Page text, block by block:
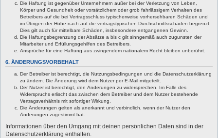
Die Haftung ist gegenüber Unternehmern außer bei der Verletzung von Leben,
Körper und Gesundheit oder vorsätzlichem oder grob fahrlässigem Verhalten des
Betreibers auf die bei Vertragsschluss typischerweise vorhersehbaren Schäden und
im Übrigen der Höhe nach auf die vertragstypischen Durchschnittsschäden begrenzt.
Dies gilt auch für mittelbare Schäden, insbesondere entgangenen Gewinn.
Die Haftungsbegrenzung der Absätze a bis c gilt sinngemäß auch zugunsten der
Mitarbeiter und Erfüllungsgehilfen des Betreibers.
Ansprüche für eine Haftung aus zwingendem nationalem Recht bleiben unberührt.
6. ÄNDERUNGSVORBEHALT
Der Betreiber ist berechtigt, die Nutzungsbedingungen und die Datenschutzerklärung
zu ändern. Die Änderung wird dem Nutzer per E-Mail mitgeteilt.
Der Nutzer ist berechtigt, den Änderungen zu widersprechen. Im Falle des
Widerspruchs erlischt das zwischen dem Betreiber und dem Nutzer bestehende
Vertragsverhältnis mit sofortiger Wirkung.
Die Änderungen gelten als anerkannt und verbindlich, wenn der Nutzer den
Änderungen zugestimmt hat.
Informationen über den Umgang mit deinen persönlichen Daten sind in der
Datenschutzerklärung enthalten.